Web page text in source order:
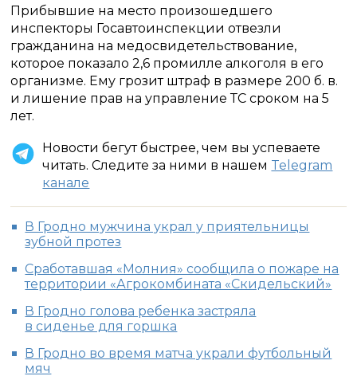
Прибывшие на место произошедшего
инспекторы Госавтоинспекции отвезли
гражданина на медосвидетельствование,
которое показало 2,6 промилле алкоголя в его
организме. Ему грозит штраф в размере 200 б. в.
и лишение прав на управление ТС сроком на 5
лет.
Новости бегут быстрее, чем вы успеваете
читать. Следите за ними в нашем Telegram
канале
В Гродно мужчина украл у приятельницы
зубной протез
Сработавшая «Молния» сообщила о пожаре на
территории «Агрокомбината «Скидельский»
В Гродно голова ребенка застряла
в сиденье для горшка
В Гродно во время матча украли футбольный
мяч